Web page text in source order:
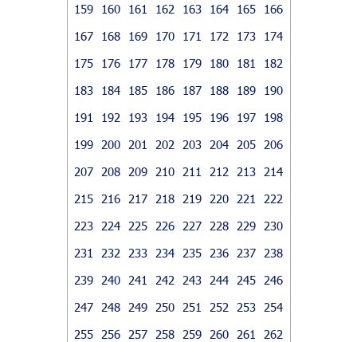
159
160 161 162 163 164 165
166
167
168 169 170 171 172 173
174
175
176 177 178 179 180 181
182
183
184 185 186 187 188 189
190
191
192 193 194 195 196 197
198
199
200 201 202 203 204 205
206
207
208 209 210 211 212 213
214
215
216 217 218 219 220 221
222
223
224 225 226 227 228 229
230
231
232 233 234 235 236 237
238
239
240 241 242 243 244 245
246
247
248 249 250 251 252 253
254
255
256 257 258 259 260 261
262